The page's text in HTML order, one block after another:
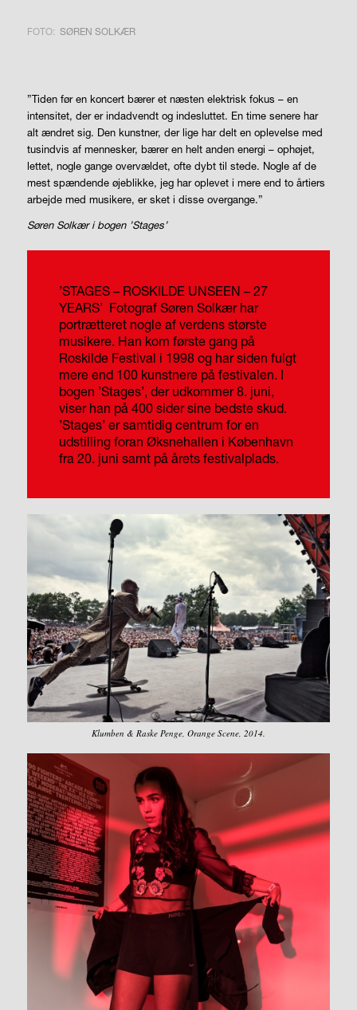
FOTO: SØREN SOLKÆR
”Tiden før en koncert bærer et næsten elektrisk fokus – en
intensitet, der er indadvendt og indesluttet. En time senere har
alt ændret sig. Den kunstner, der lige har delt en oplevelse med
tusindvis af mennesker, bærer en helt anden energi – ophøjet,
lettet, nogle gange overvældet, ofte dybt til stede. Nogle af de
mest spændende øjeblikke, jeg har oplevet i mere end to årtiers
arbejde med musikere, er sket i disse overgange.”
Søren Solkær i bogen ’Stages’
’STAGES – ROSKILDE UNSEEN – 27
YEARS’ Fotograf Søren Solkær har
portrætteret nogle af verdens største
musikere. Han kom første gang på
Roskilde Festival i 1998 og har siden fulgt
mere end 100 kunstnere på festivalen. I
bogen ’Stages’, der udkommer 8. juni,
viser han på 400 sider sine bedste skud.
’Stages’ er samtidig centrum for en
udstilling foran Øksnehallen i København
fra 20. juni samt på årets festivalplads.
Klumben & Raske Penge, Orange Scene, 2014.